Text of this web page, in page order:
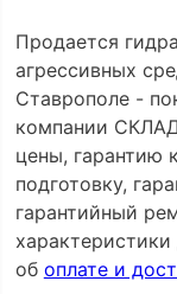
Продается
агрессивных
Ставрополе -
компании
цены, гарантию
подготовку,
гарантийный
об оплате и